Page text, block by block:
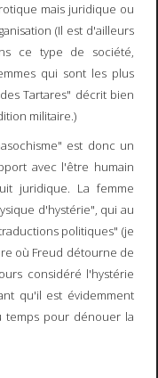
mais juridique ou
(Il est d'ailleurs
ce type de société,
qui sont les plus
Tartares" décrit bien
militaire.)
est donc un
avec l'être humain
juridique. La femme
d'hystérie", qui au
politiques" (je
où Freud détourne de
considéré l'hystérie
qu'il est évidemment
pour dénouer la